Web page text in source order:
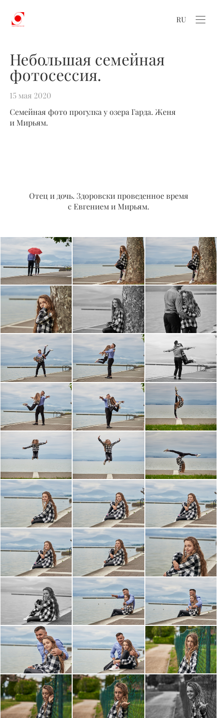
RU
Небольшая семейная
фотосессия.
15 мая 2020
Семейная фото прогулка у озера Гарда. Женя
и Мирьям.
Отец и дочь. Здоровски проведенное время
с Евгением и Мирьям.